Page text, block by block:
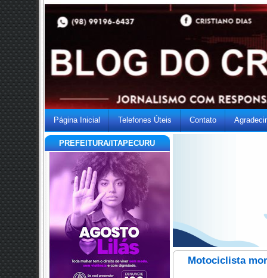
Página Inicial Telefones Úteis Contato
PREFEITURA/ITAPECURU
Motociclista